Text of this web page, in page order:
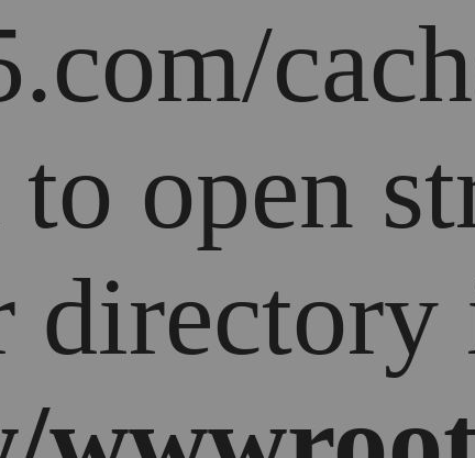
open
directory